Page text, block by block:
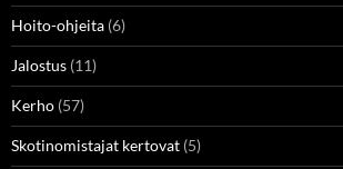
Hoito-ohjeita (6)
Jalostus (11)
Kerho (57)
Skotinomistajat kertovat (5)